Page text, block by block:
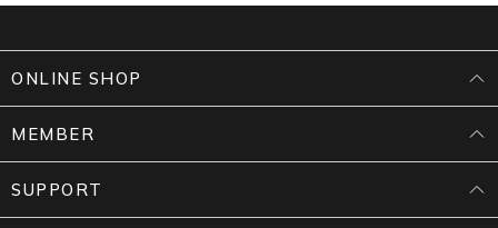
ONLINE SHOP
MEMBER
SUPPORT